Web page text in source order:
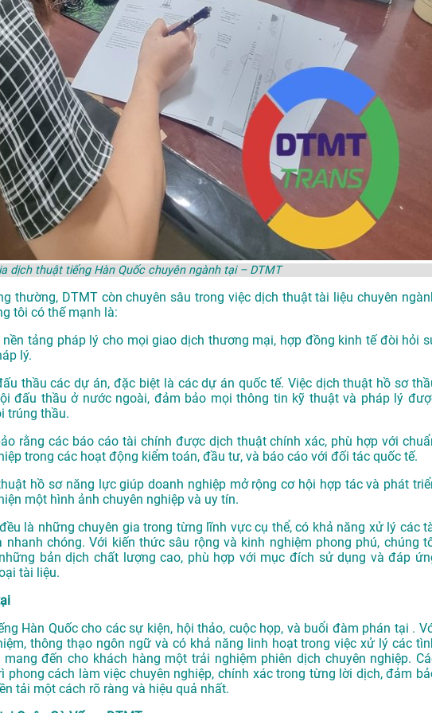
dịch thuật tiếng Hàn Quốc chuyên ngành tại – DTMT
thường, DTMT còn chuyên sâu trong việc dịch thuật tài liệu chuyên
tôi có thế mạnh là:
tảng pháp lý cho mọi giao dịch thương mại, hợp đồng kinh tế đòi hỏi
lý.
thầu các dự án, đặc biệt là các dự án quốc tế. Việc dịch thuật hồ sơ
đấu thầu ở nước ngoài, đảm bảo mọi thông tin kỹ thuật và pháp lý
trúng thầu.
rằng các báo cáo tài chính được dịch thuật chính xác, phù hợp với
trong các hoạt động kiểm toán, đầu tư, và báo cáo với đối tác quốc tế.
hồ sơ năng lực giúp doanh nghiệp mở rộng cơ hội hợp tác và phát
một hình ảnh chuyên nghiệp và uy tín.
là những chuyên gia trong từng lĩnh vực cụ thể, có khả năng xử lý các
nhanh chóng. Với kiến thức sâu rộng và kinh nghiệm phong phú, chúng
bản dịch chất lượng cao, phù hợp với mục đích sử dụng và đáp
tài liệu.
Hàn Quốc cho các sự kiện, hội thảo, cuộc họp, và buổi đàm phán tại .
thông thạo ngôn ngữ và có khả năng linh hoạt trong việc xử lý các
đến cho khách hàng một trải nghiệm phiên dịch chuyên nghiệp.
phong cách làm việc chuyên nghiệp, chính xác trong từng lời dịch, đảm
tải một cách rõ ràng và hiệu quả nhất.